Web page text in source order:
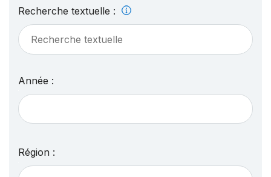
Recherche textuelle :
Année :
Région :